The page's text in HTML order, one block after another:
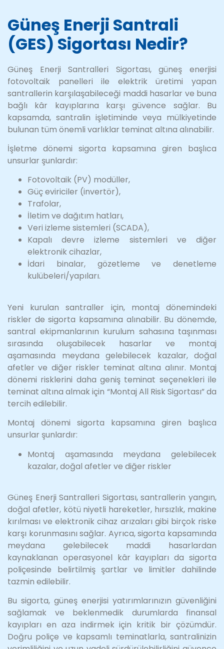
Güneş Enerji Santrali
(GES) Sigortası Nedir?
Güneş Enerji Santralleri Sigortası, güneş enerjisi
fotovoltaik panelleri ile elektrik üretimi yapan
santrallerin karşılaşabileceği maddi hasarlar ve buna
bağlı kâr kayıplarına karşı güvence sağlar. Bu
kapsamda, santralin işletiminde veya mülkiyetinde
bulunan tüm önemli varlıklar teminat altına alınabilir.
İşletme dönemi sigorta kapsamına giren başlıca
unsurlar şunlardır:
Fotovoltaik (PV) modüller,
Güç eviriciler (invertör),
Trafolar,
İletim ve dağıtım hatları,
Veri izleme sistemleri (SCADA),
Kapalı devre izleme sistemleri ve diğer
elektronik cihazlar,
İdari binalar, gözetleme ve denetleme
kulübeleri/yapıları.
Yeni kurulan santraller için, montaj dönemindeki
riskler de sigorta kapsamına alınabilir. Bu dönemde,
santral ekipmanlarının kurulum sahasına taşınması
sırasında oluşabilecek hasarlar ve montaj
aşamasında meydana gelebilecek kazalar, doğal
afetler ve diğer riskler teminat altına alınır. Montaj
dönemi risklerini daha geniş teminat seçenekleri ile
teminat altına almak için “Montaj All Risk Sigortası” da
tercih edilebilir.
Montaj dönemi sigorta kapsamına giren başlıca
unsurlar şunlardır:
Montaj aşamasında meydana gelebilecek
kazalar, doğal afetler ve diğer riskler
Güneş Enerji Santralleri Sigortası, santrallerin yangın,
doğal afetler, kötü niyetli hareketler, hırsızlık, makine
kırılması ve elektronik cihaz arızaları gibi birçok riske
karşı korunmasını sağlar. Ayrıca, sigorta kapsamında
meydana gelebilecek maddi hasarlardan
kaynaklanan operasyonel kâr kayıpları da sigorta
poliçesinde belirtilmiş şartlar ve limitler dahilinde
tazmin edilebilir.
Bu sigorta, güneş enerjisi yatırımlarınızın güvenliğini
sağlamak ve beklenmedik durumlarda finansal
kayıpları en aza indirmek için kritik bir çözümdür.
Doğru poliçe ve kapsamlı teminatlarla, santralinizin